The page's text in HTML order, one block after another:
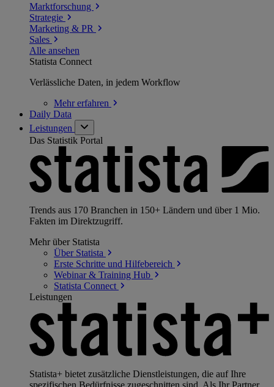
Marktforschung
Strategie
Marketing & PR
Sales
Alle ansehen
Statista Connect
Verlässliche Daten, in jedem Workflow
Mehrerfahren
Daily Data
Leistungen
Das Statistik Portal
Trends aus 170 Branchen in 150+ Ländern und über 1 Mio.
Fakten im Direktzugriff.
Mehr über Statista
Über Statista
Erste Schritte und Hilfebereich
Webinar & Training Hub
Statista Connect
Leistungen
Statista+ bietet zusätzliche Dienstleistungen, die auf Ihre
spezifischen Bedürfnisse zugeschnitten sind. Als Ihr Partner